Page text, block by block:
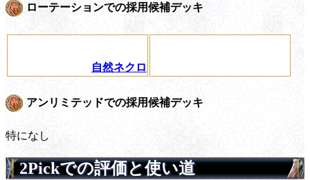
ローテーションでの採用候補デッキ
自然ネクロ
アンリミテッドでの採用候補デッキ
特になし
2Pickでの評価と使い道